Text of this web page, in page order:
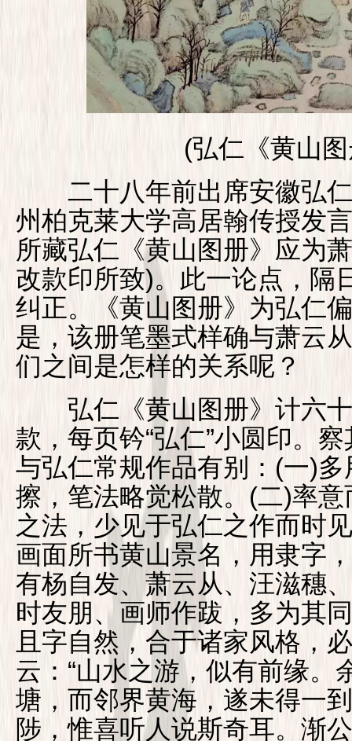
(弘仁《黄山图
二十八年前出席安徽弘仁
州柏克莱大学高居翰传授发
所藏弘仁《黄山图册》应为
改款印所致)。此一论点，隔
纠正。《黄山图册》为弘仁
是，该册笔墨式样确与萧云
们之间是怎样的关系呢？
弘仁《黄山图册》计六十
款，每页钤“弘仁”小圆印。
与弘仁常规作品有别：(一)
擦，笔法略觉松散。(二)率
之法，少见于弘仁之作而时
画面所书黄山景名，用隶字
有杨自发、萧云从、汪滋穗
时友朋、画师作跋，多为其
且字自然，合于诸家风格，
云：“山水之游，似有前缘。
塘，而邻界黄海，遂未得一
陟，惟喜听人说斯奇耳。渐